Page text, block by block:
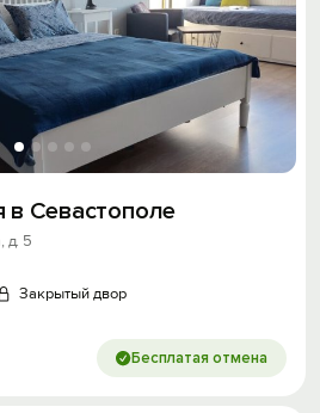
в Севастополе
д. 5
Закрытый двор
Бесплатая отмена